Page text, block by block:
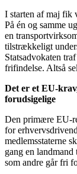
I starten af maj fik
På én og samme
en
tilstrækkeligt
Statsadvokaten
frifindelse. Altså
Det er et EU-
forudsigelige
Den primære EU-
for
medlemsstaterne
gang en
som andre går fri